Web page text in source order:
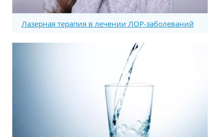
Лазерная терапия в лечении ЛОР-заболеваний